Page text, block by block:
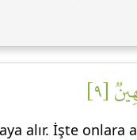
[٩]
alır. İşte onlara